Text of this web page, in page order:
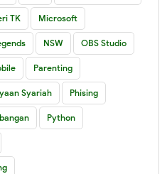
TK Microsoft
NSW OBS Studio
Parenting
Syariah Phising
Python